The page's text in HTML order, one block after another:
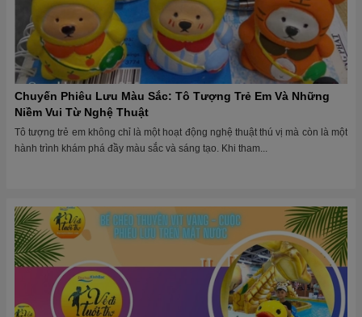
Chuyến Phiêu Lưu Màu Sắc: Tô Tượng Trẻ Em Và Những
Niềm Vui Từ Nghệ Thuật
Tô tượng trẻ em không chỉ là một hoạt động nghệ thuật thú vị mà còn là một
hành trình khám phá đầy màu sắc và sáng tạo. Khi tham...